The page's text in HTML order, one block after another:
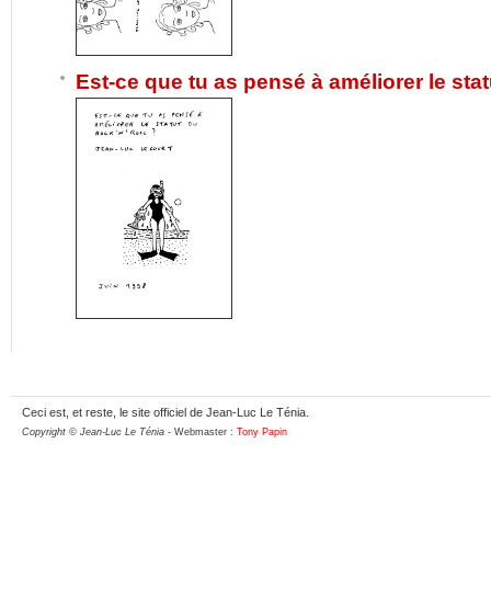
Est-ce que tu as pensé à améliorer le
Ceci est, et reste, le site officiel de Jean-Luc Le Ténia.
Copyright © Jean-Luc Le Ténia - Webmaster : Tony Papin